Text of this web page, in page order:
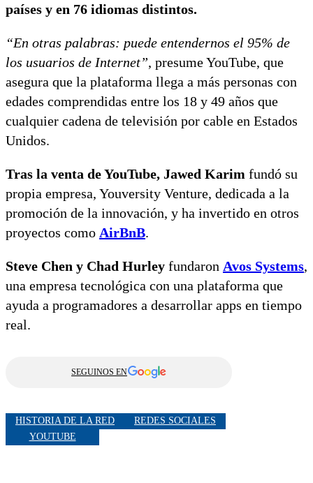
países y en 76 idiomas distintos.
“En otras palabras: puede entendernos el 95% de
los usuarios de Internet”, presume YouTube, que
asegura que la plataforma llega a más personas con
edades comprendidas entre los 18 y 49 años que
cualquier cadena de televisión por cable en Estados
Unidos.
Tras la venta de YouTube, Jawed Karim fundó su
propia empresa, Youversity Venture, dedicada a la
promoción de la innovación, y ha invertido en otros
proyectos como AirBnB.
Steve Chen y Chad Hurley fundaron Avos Systems,
una empresa tecnológica con una plataforma que
ayuda a programadores a desarrollar apps en tiempo
real.
SEGUINOS EN
HISTORIA DE LA RED
REDES SOCIALES
YOUTUBE